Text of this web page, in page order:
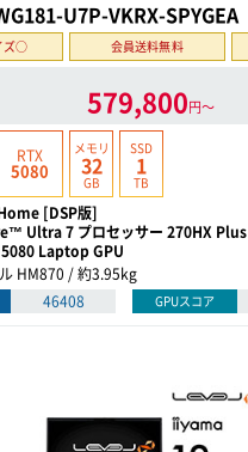
U7P-VKRX-SPYGEA
ズ○ 会員送料無料
579,800円〜
RTX
5080
メモリ
32
GB
SSD
1
TB
[DSP版]
Ultra 7 プロセッサー 270HX Plus
Laptop GPU
HM870 / 約3.95kg
46408 GPUスコア